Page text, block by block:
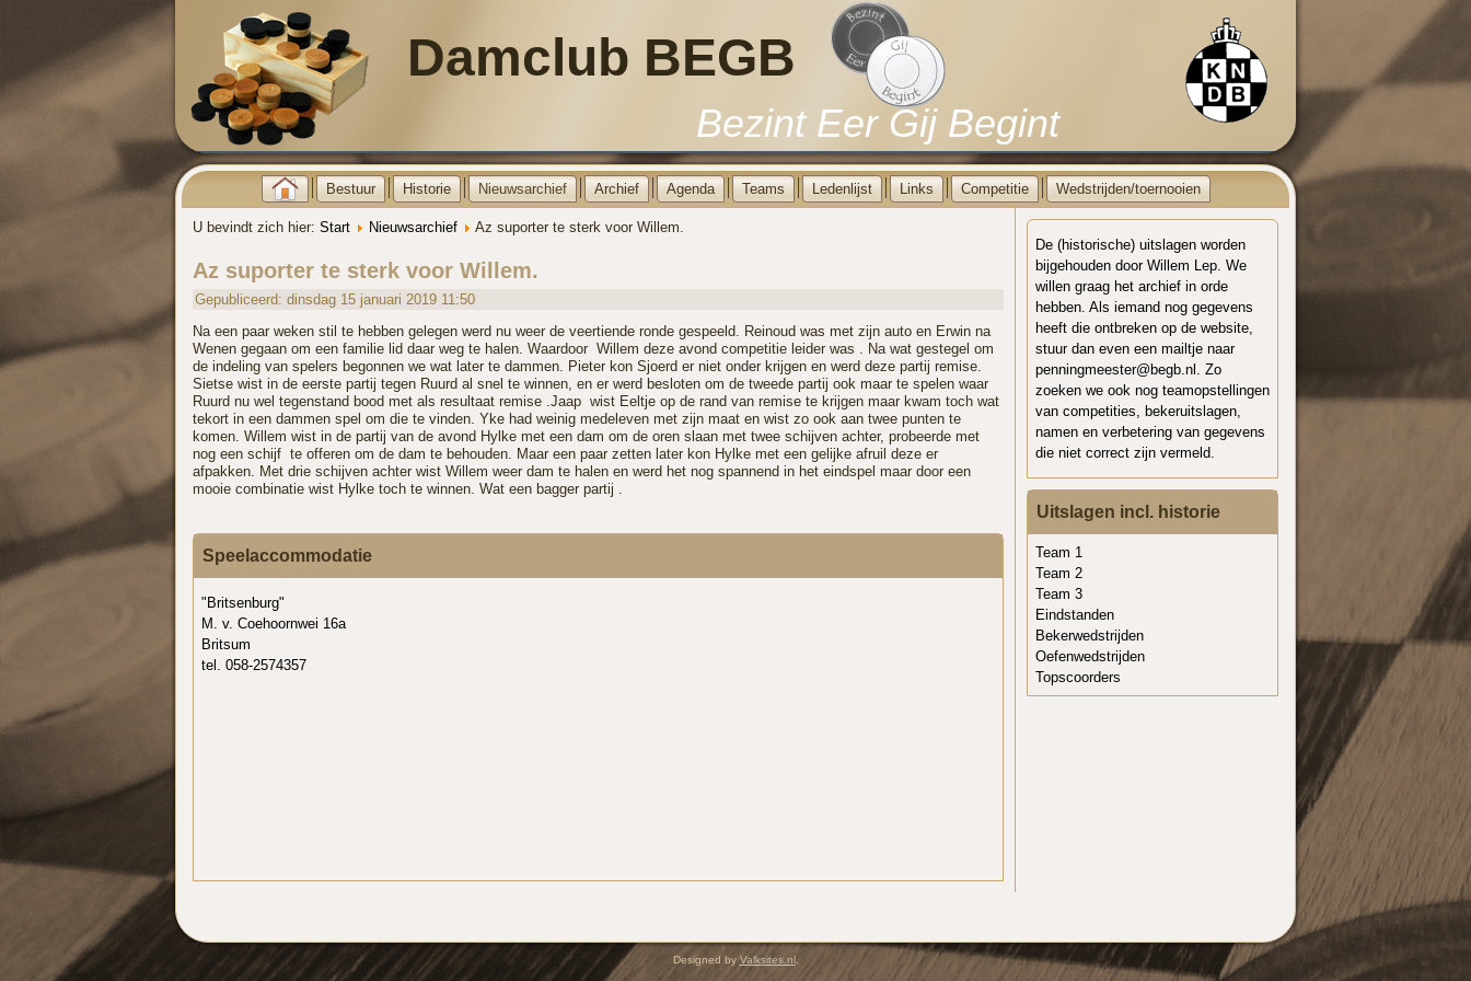
Bezint Eer Gij Begint
Damclub BEGB
Bestuur Historie Nieuwsarchief Archief Agenda Teams Ledenlijst Links Competitie Wedstrijden/toernooien
U bevindt zich hier: Start Nieuwsarchief Az suporter te sterk voor Willem.
Az suporter te sterk voor Willem.
Gepubliceerd: dinsdag 15 januari 2019 11:50
Na een paar weken stil te hebben gelegen werd nu weer de veertiende ronde gespeeld. Reinoud was met zijn auto en Erwin na
Wenen gegaan om een familie lid daar weg te halen. Waardoor Willem deze avond competitie leider was . Na wat gestegel om
de indeling van spelers begonnen we wat later te dammen. Pieter kon Sjoerd er niet onder krijgen en werd deze partij remise.
Sietse wist in de eerste partij tegen Ruurd al snel te winnen, en er werd besloten om de tweede partij ook maar te spelen waar
Ruurd nu wel tegenstand bood met als resultaat remise .Jaap wist Eeltje op de rand van remise te krijgen maar kwam toch wat
tekort in een dammen spel om die te vinden. Yke had weinig medeleven met zijn maat en wist zo ook aan twee punten te
komen. Willem wist in de partij van de avond Hylke met een dam om de oren slaan met twee schijven achter, probeerde met
nog een schijf te offeren om de dam te behouden. Maar een paar zetten later kon Hylke met een gelijke afruil deze er
afpakken. Met drie schijven achter wist Willem weer dam te halen en werd het nog spannend in het eindspel maar door een
mooie combinatie wist Hylke toch te winnen. Wat een bagger partij .
Speelaccommodatie
"Britsenburg"
M. v. Coehoornwei 16a
Britsum
tel. 058-2574357
De (historische) uitslagen worden
bijgehouden door Willem Lep. We
willen graag het archief in orde
hebben. Als iemand nog gegevens
heeft die ontbreken op de website,
stuur dan even een mailtje naar
penningmeester@begb.nl. Zo
zoeken we ook nog teamopstellingen
van competities, bekeruitslagen,
namen en verbetering van gegevens
die niet correct zijn vermeld.
Uitslagen incl. historie
Team 1
Team 2
Team 3
Eindstanden
Bekerwedstrijden
Oefenwedstrijden
Topscoorders
Designed by Valksites.nl.